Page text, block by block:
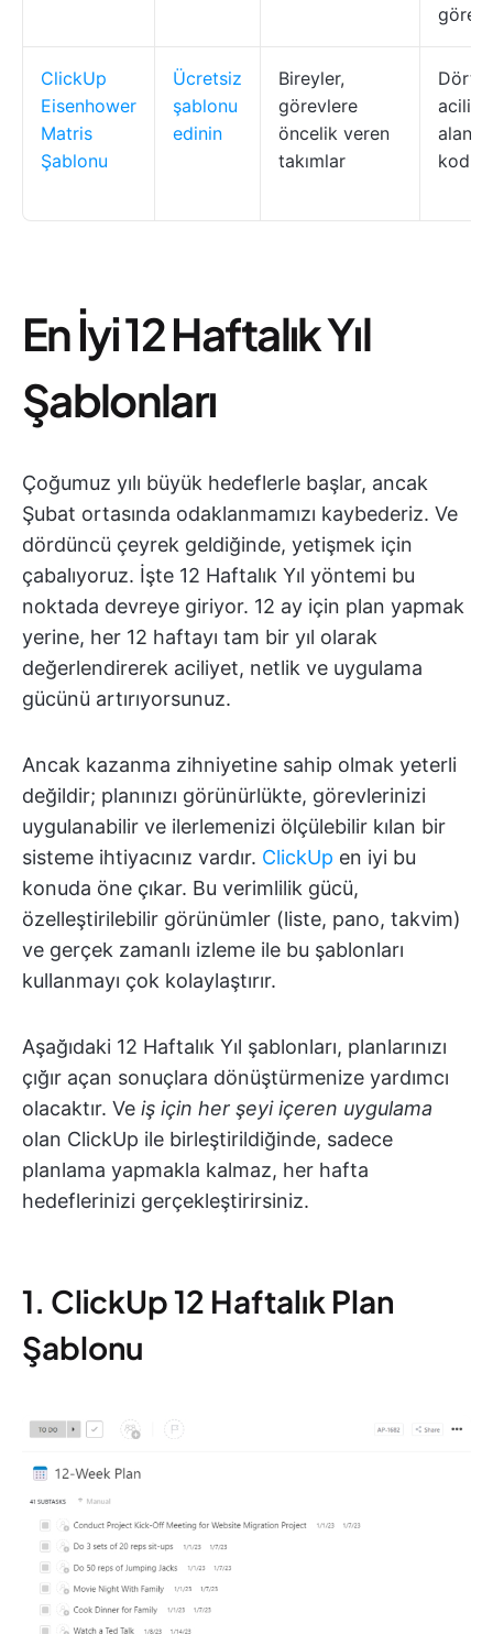
ClickUp
Eisenhower
Matris
Şablonu
Ücretsiz
şablonu
edinin
Bireyler,
görevlere
öncelik veren
takımlar
Dörtlü
En İyi 12 Haftalık Yıl
Şablonları
Çoğumuz yılı büyük hedeflerle başlar, ancak
Şubat ortasında odaklanmamızı kaybederiz. Ve
dördüncü çeyrek geldiğinde, yetişmek için
çabalıyoruz. İşte 12 Haftalık Yıl yöntemi bu
noktada devreye giriyor. 12 ay için plan yapmak
yerine, her 12 haftayı tam bir yıl olarak
değerlendirerek aciliyet, netlik ve uygulama
gücünü artırıyorsunuz.
Ancak kazanma zihniyetine sahip olmak yeterli
değildir; planınızı görünürlükte, görevlerinizi
uygulanabilir ve ilerlemenizi ölçülebilir kılan bir
sisteme ihtiyacınız vardır. ClickUp en iyi bu
konuda öne çıkar. Bu verimlilik gücü,
özelleştirilebilir görünümler (liste, pano, takvim)
ve gerçek zamanlı izleme ile bu şablonları
kullanmayı çok kolaylaştırır.
Aşağıdaki 12 Haftalık Yıl şablonları, planlarınızı
çığır açan sonuçlara dönüştürmenize yardımcı
olacaktır. Ve iş için her şeyi içeren uygulama
olan ClickUp ile birleştirildiğinde, sadece
planlama yapmakla kalmaz, her hafta
hedeflerinizi gerçekleştirirsiniz.
1. ClickUp 12 Haftalık Plan
Şablonu